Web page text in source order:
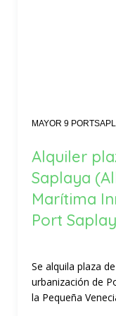
MAYOR 9
Alquiler
Saplaya
Marítima
Port
Se alquila plaza
urbanización de
la Pequeña